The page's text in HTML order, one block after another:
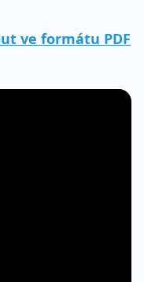
ve formátu PDF